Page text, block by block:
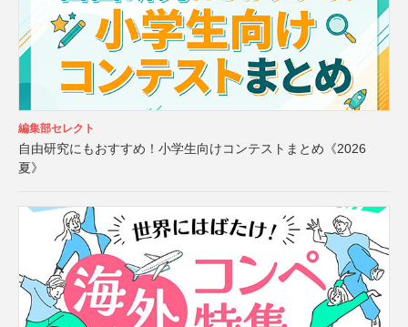
編集部セレクト
自由研究にもおすすめ！小学生向けコンテストまとめ《2026
夏》